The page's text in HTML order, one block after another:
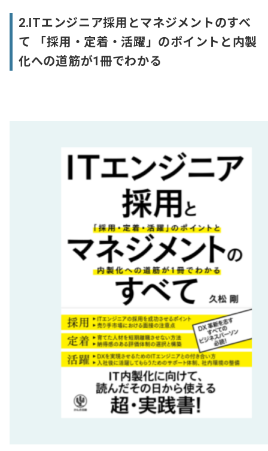
2.ITエンジニア採用とマネジメントのすべ
て 「採用・定着・活躍」のポイントと内製
化への道筋が1冊でわかる